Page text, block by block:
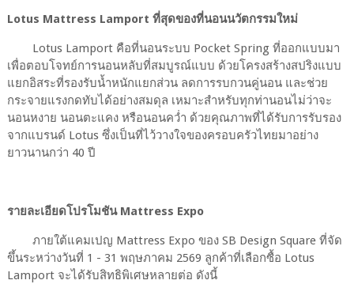
Lotus Mattress Lamport ที่สุดของที่นอนนวัตกรรมใหม่
Lotus Lamport คือที่นอนระบบ Pocket Spring ที่ออกแบบมา
เพื่อตอบโจทย์การนอนหลับที่สมบูรณ์แบบ ด้วยโครงสร้างสปริงแบบ
แยกอิสระที่รองรับน้ำหนักแยกส่วน ลดการรบกวนคู่นอน และช่วย
กระจายแรงกดทับได้อย่างสมดุล เหมาะสำหรับทุกท่านอนไม่ว่าจะ
นอนหงาย นอนตะแคง หรือนอนคว่ำ ด้วยคุณภาพที่ได้รับการรับรอง
จากแบรนด์ Lotus ซึ่งเป็นที่ไว้วางใจของครอบครัวไทยมาอย่าง
ยาวนานกว่า 40 ปี
รายละเอียดโปรโมชัน Mattress Expo
ภายใต้แคมเปญ Mattress Expo ของ SB Design Square ที่จัด
ขึ้นระหว่างวันที่ 1 - 31 พฤษภาคม 2569 ลูกค้าที่เลือกซื้อ Lotus
Lamport จะได้รับสิทธิพิเศษหลายต่อ ดังนี้